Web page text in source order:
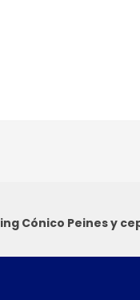
Cónico Peines y